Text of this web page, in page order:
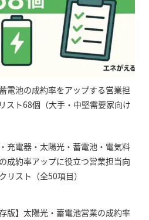
電池の成約率をアップする営業担
スト68個（大手・中堅需要家向け
充電器・太陽光・蓄電池・電気料
成約率アップに役立つ営業担当向
リスト（全50項目）
存版】太陽光・蓄電池営業の成約率